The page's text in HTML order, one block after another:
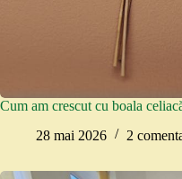
Cum am crescut cu boala
28 mai 2026
2